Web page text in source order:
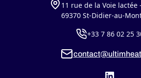
11 rue de la Voie
69370 St-Didier-au-
+33 7 86 02 25